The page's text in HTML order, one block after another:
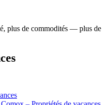
plus de commodités — plus de